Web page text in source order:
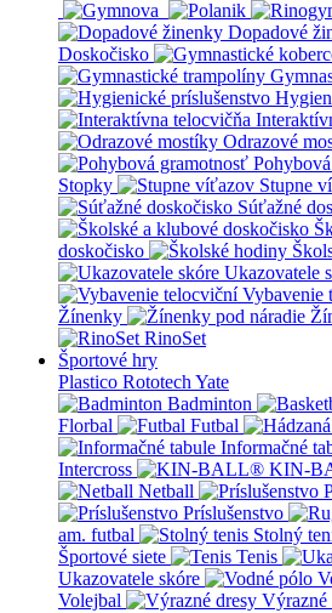
Dopadové
Doskočisko
Odrazové
Stopky
Stupne
Súťažné
doskočisko
Ukazovatele
Vybavenie
Žínenky
RinoSet
Športové hry
Plastico Rototech Yate
Badminton
Florbal
Futbal
Informačné
Intercross
KIN-
Netball
Príslušenstvo
am. futbal
Stolný
Športové siete
Tenis
Ukazovatele skóre
Volejbal
Výrazné